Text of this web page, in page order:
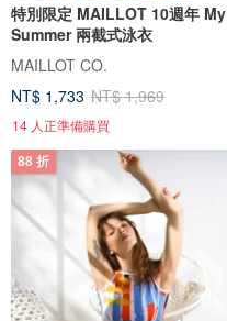
特別限定 MAILLOT 10週年 My
Summer 兩截式泳衣
MAILLOT CO.
NT$ 1,733 NT$ 1,969
14 人正準備購買
88 折